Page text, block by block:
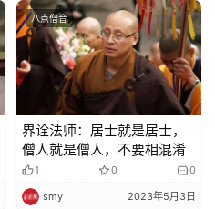
八点僧音
界诠法师：居士就是居士，
僧人就是僧人，不要相混淆
1 0 0
smy 2023年5月3日